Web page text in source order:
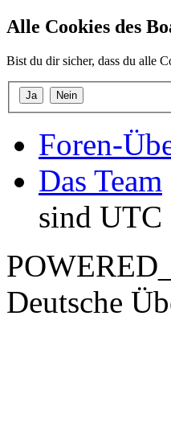
Alle Cookies des
Bist du dir sicher, dass du alle
Foren-
Das Team
sind UTC
Deutsche